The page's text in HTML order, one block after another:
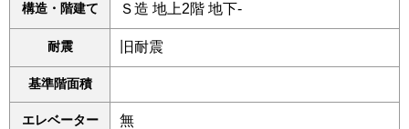
構造・階建て Ｓ造 地上2階 地下-
耐震 旧耐震
基準階面積
エレベーター 無